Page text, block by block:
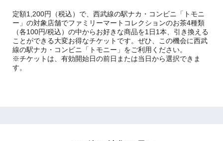
定額1,200円（税込）で、西武線の駅ナカ・コンビニ「トモニ
ー」の対象店舗でファミリーマートコレクションのお茶4種類
（各100円/税込）の中からお好きな商品を1日1本、引き換える
ことができる大変お得なチケットです。ぜひ、この機会に西武
線の駅ナカ・コンビニ「トモニー」をご利用ください。
※チケットは、有効開始日の前日または当日から選択できま
す。